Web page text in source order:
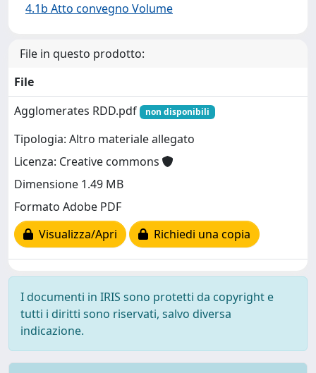
4.1b Atto convegno Volume
File in questo prodotto:
File
Agglomerates RDD.pdf
non disponibili
Tipologia: Altro materiale allegato
Licenza: Creative commons
Dimensione 1.49 MB
Formato Adobe PDF
Visualizza/Apri
Richiedi una copia
I documenti in IRIS sono protetti da copyright e
tutti i diritti sono riservati, salvo diversa
indicazione.